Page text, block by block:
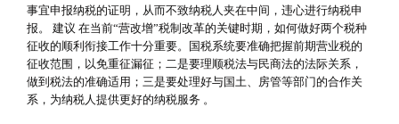
事宜申报纳税的证明，从而不致纳税人夹在中间，违心进行纳税申
报。 建议 在当前“营改增”税制改革的关键时期，如何做好两个税种
征收的顺利衔接工作十分重要。国税系统要准确把握前期营业税的
征收范围，以免重征漏征；二是要理顺税法与民商法的法际关系，
做到税法的准确适用；三是要处理好与国土、房管等部门的合作关
系，为纳税人提供更好的纳税服务 。